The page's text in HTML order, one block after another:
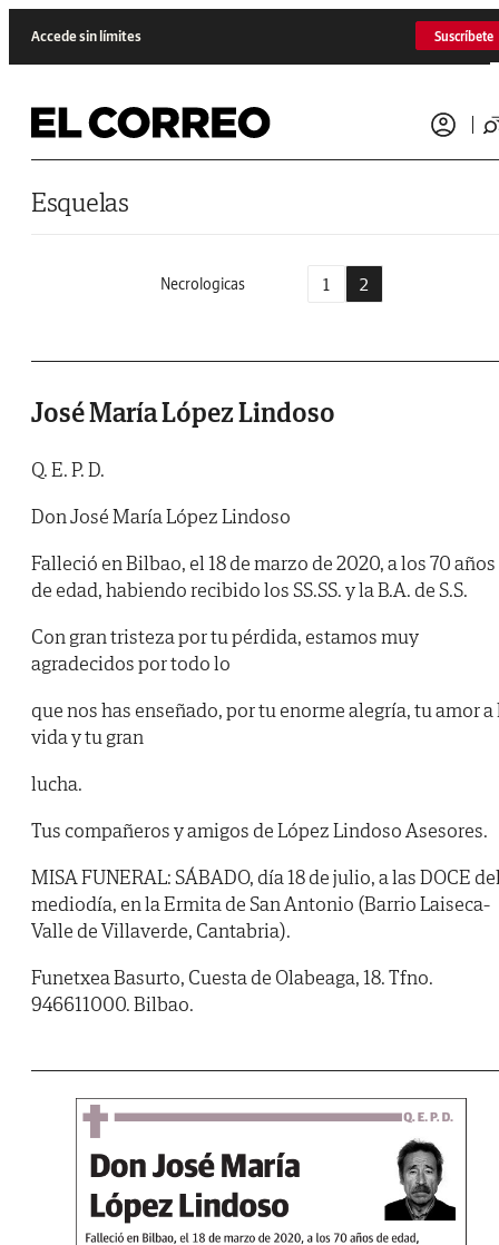
Accede sin límites Suscríbete
Esquelas
Necrologicas 1 2
José María López Lindoso
Q. E. P. D.
Don José María López Lindoso
Falleció en Bilbao, el 18 de marzo de 2020, a los 70 años
de edad, habiendo recibido los SS.SS. y la B.A. de S.S.
Con gran tristeza por tu pérdida, estamos muy
agradecidos por todo lo
que nos has enseñado, por tu enorme alegría, tu amor a
vida y tu gran
lucha.
Tus compañeros y amigos de López Lindoso Asesores.
MISA FUNERAL: SÁBADO, día 18 de julio, a las DOCE
mediodía, en la Ermita de San Antonio (Barrio Laiseca-
Valle de Villaverde, Cantabria).
Funetxea Basurto, Cuesta de Olabeaga, 18. Tfno.
946611000. Bilbao.